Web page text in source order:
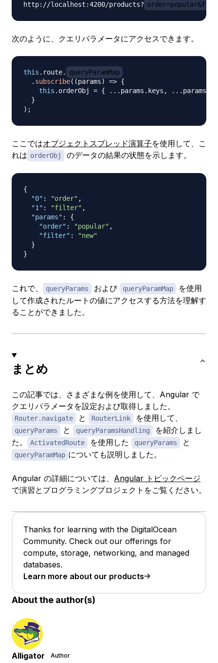
http://localhost:4200/products?
次のように、クエリパラメータにアクセスできます。
this . route.
queryParamMap
. subscribe( (params) => {
this . orderObj = { ... params . keys , ... params
}
) ;
ここではオブジェクトスプレッド演算子を使用して、こ
れは orderObj のデータの結果の状態を示します。
{
"0" : "order" ,
"1" : "filter" ,
"params" :
{
"order" : "popular" ,
"filter" :
"new"
}
}
これで、 queryParams および queryParamMap
を使用
して作成されたルートの値にアクセスする方法を理解す
ることができました。
まとめ
この記事では、さまざまな例を使用して、Angular で
クエリパラメータを設定および取得しました。
Router.navigate と RouterLink を使用して、
queryParams と queryParamsHandling
を紹介しまし
た。
ActivatedRoute を使用した queryParams と
queryParamMap についても説明しました。
Angular の詳細については、 Angular トピックページ
で演習とプログラミングプロジェクトをご覧ください。
Thanks for learning with the DigitalOcean
Community. Check out our offerings for
compute, storage, networking, and managed
databases.
Learn more about our products
About the author(s)
Alligator Author